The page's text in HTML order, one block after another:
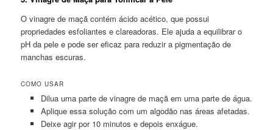
O vinagre de maçã contém ácido acético, que possui
propriedades esfoliantes e clareadoras. Ele ajuda a equilibrar o
pH da pele e pode ser eficaz para reduzir a pigmentação de
manchas escuras.
COMO USAR
Dilua uma parte de vinagre de maçã em uma parte de água.
Aplique essa solução com um algodão nas áreas afetadas.
Deixe agir por 10 minutos e depois enxágue.